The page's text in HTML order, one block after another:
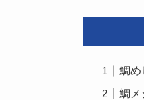
鯛め
鯛メ